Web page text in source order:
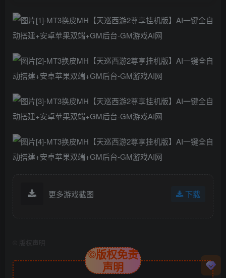
更多游戏截图 下载
版权声明
©版权免责
声明